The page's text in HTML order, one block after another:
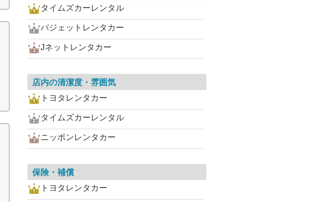
タイムズカーレンタル
バジェットレンタカー
Jネットレンタカー
店内の清潔度・雰囲気
トヨタレンタカー
タイムズカーレンタル
ニッポンレンタカー
保険・補償
トヨタレンタカー